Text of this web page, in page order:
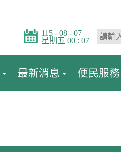
115 - 08 - 07
星期五 00 : 07
最新消息 便民服務